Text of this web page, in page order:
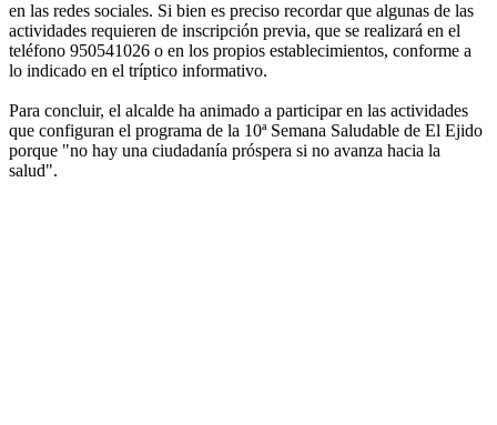
en las redes sociales. Si bien es preciso recordar que algunas de las
actividades requieren de inscripción previa, que se realizará en el
teléfono 950541026 o en los propios establecimientos, conforme a
lo indicado en el tríptico informativo.
Para concluir, el alcalde ha animado a participar en las actividades
que configuran el programa de la 10ª Semana Saludable de El Ejido
porque "no hay una ciudadanía próspera si no avanza hacia la
salud".